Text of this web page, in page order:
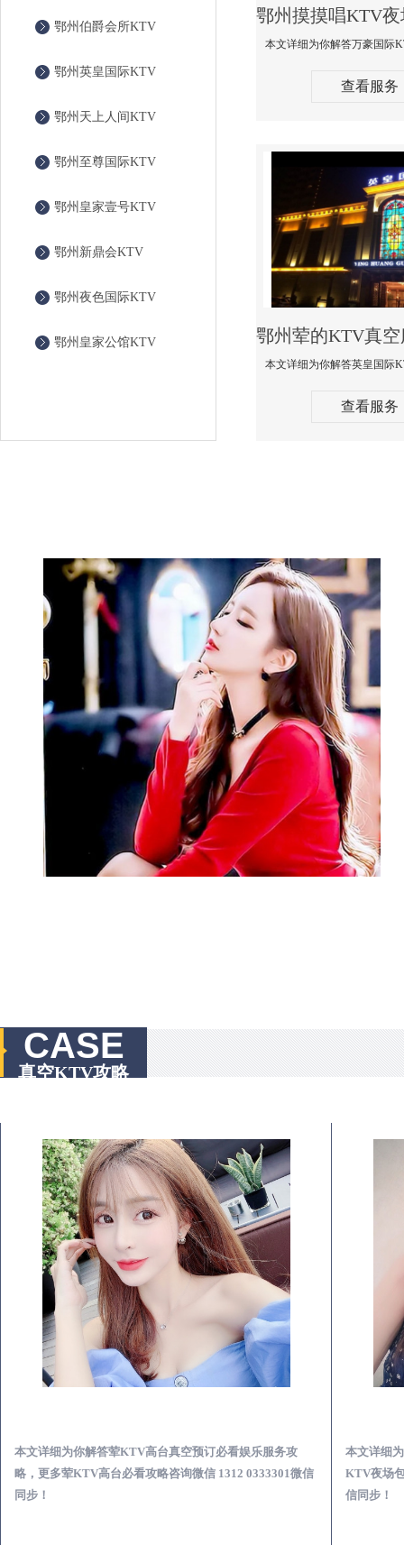
鄂州伯爵会所KTV
鄂州英皇国际KTV
鄂州天上人间KTV
鄂州至尊国际KTV
鄂州皇家壹号KTV
鄂州新鼎会KTV
鄂州夜色国际KTV
鄂州皇家公馆KTV
查看服务
查看服务
CASE
真空KTV攻略
本文详细为你解答荤KTV高台真空预订必看娱乐服务攻
略，更多荤KTV高台必看攻略咨询微信 1312 0333301微信
同步！
本文详细
KTV夜场
信同步！